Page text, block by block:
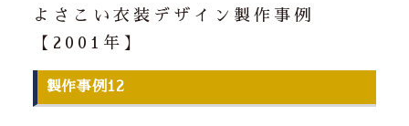
よさこい衣装デザイン製作事例
【2001年】
製作事例12